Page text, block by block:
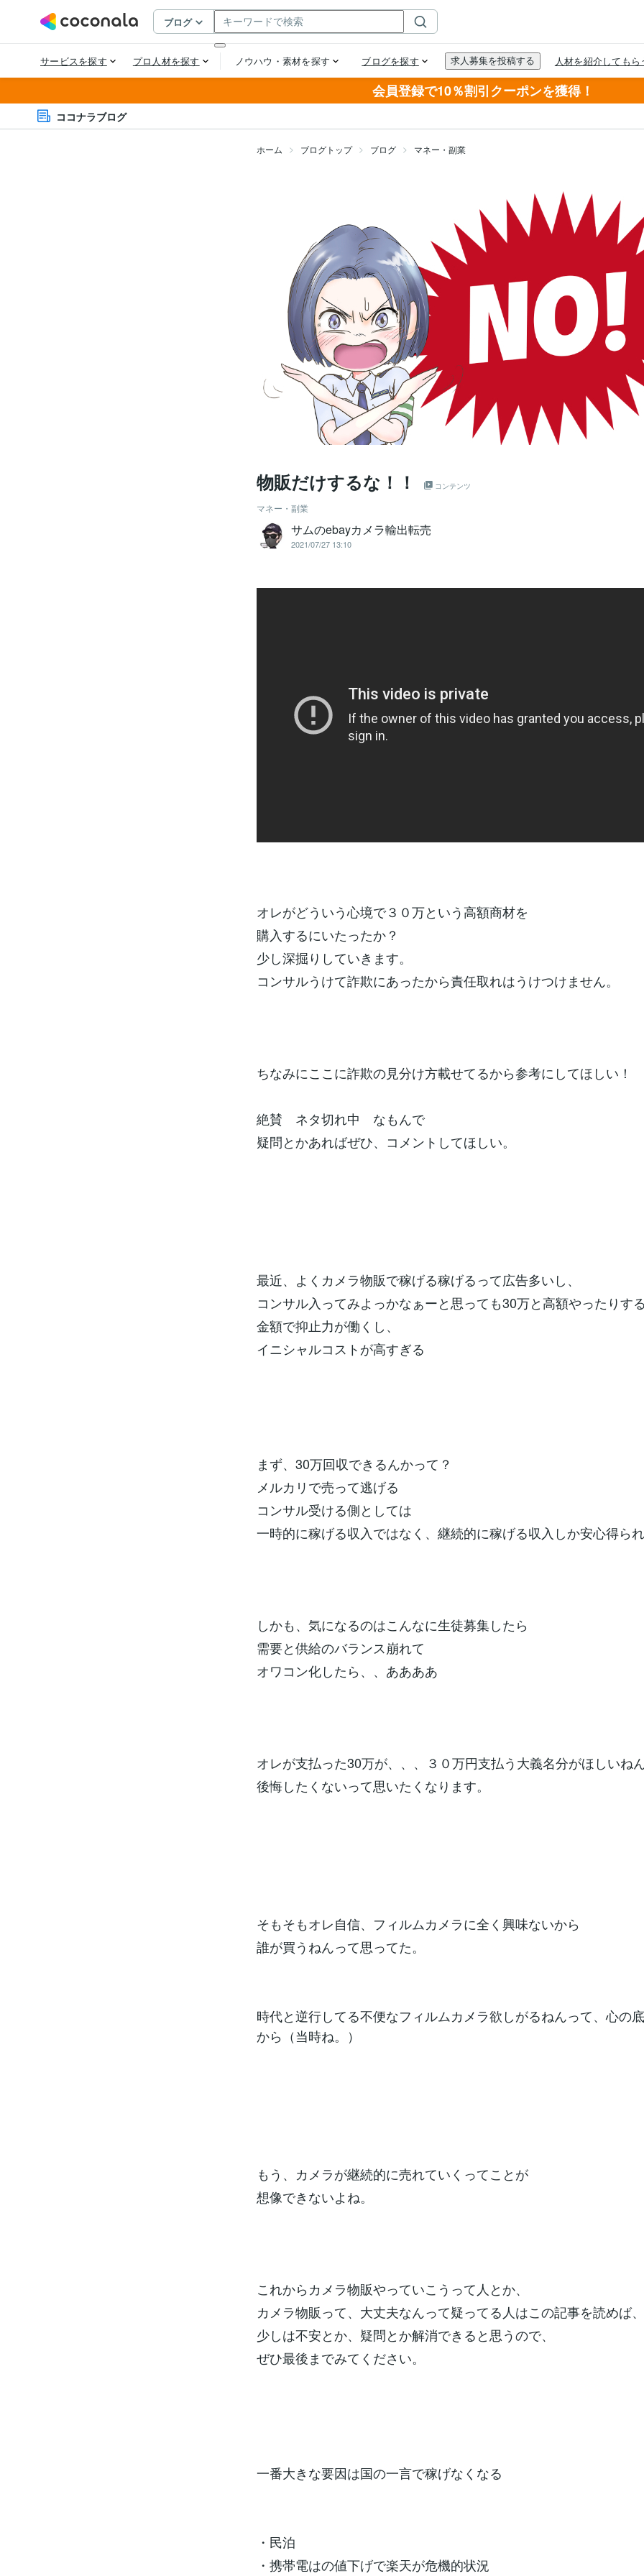
会員登録で10％割引クーポンを獲得！
ココナラブログ
ホーム ブログトップ ブログ マネー・副業
物販だけするな！！ コンテンツ
マネー・副業
サムのebayカメラ輸出転売
2021/07/27 13:10
オレがどういう心境で３０万という高額商材を
購入するにいたったか？
少し深掘りしていきます。
コンサルうけて詐欺にあったから責任取れはうけつけません。
ちなみにここに詐欺の見分け方載せてるから参考にしてほしい！
絶賛 ネタ切れ中 なもんで
疑問とかあればぜひ、コメントしてほしい。
最近、よくカメラ物販で稼げる稼げるって広告多いし、
コンサル入ってみよっかなぁーと思っても30万と高額やったりす
金額で抑止力が働くし、
イニシャルコストが高すぎる
まず、30万回収できるんかって？
メルカリで売って逃げる
コンサル受ける側としては
一時的に稼げる収入ではなく、継続的に稼げる収入しか安心得られ
しかも、気になるのはこんなに生徒募集したら
需要と供給のバランス崩れて
オワコン化したら、、ああああ
オレが支払った30万が、、、３０万円支払う大義名分がほしいねん
後悔したくないって思いたくなります。
そもそもオレ自信、フィルムカメラに全く興味ないから
誰が買うねんって思ってた。
時代と逆行してる不便なフィルムカメラ欲しがるねんって、心の
から（当時ね。）
もう、カメラが継続的に売れていくってことが
想像できないよね。
これからカメラ物販やっていこうって人とか、
カメラ物販って、大丈夫なんって疑ってる人はこの記事を読めば、
少しは不安とか、疑問とか解消できると思うので、
ぜひ最後までみてください。
一番大きな要因は国の一言で稼げなくなる
・民泊
・携帯電はの値下げで楽天が危機的状況